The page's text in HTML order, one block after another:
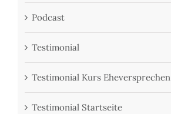
Podcast
Testimonial
Testimonial Kurs Eheversprechen
Testimonial Startseite